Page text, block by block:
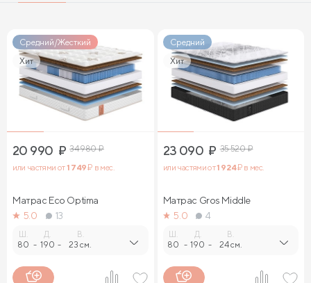
Средний/Жесткий
Хит
20 990 ₽ 34 980₽
или частями от1 749₽ в мес.
Матрас Eco Optima
5.0
13
80 -
Д.
190 -
В.
23 см.
Средний
Хит
23 090 ₽ 35 520₽
или частями от1 924₽ в мес.
Матрас Gros Middle
5.0
4
80 -
Д.
190 -
В.
24 см.